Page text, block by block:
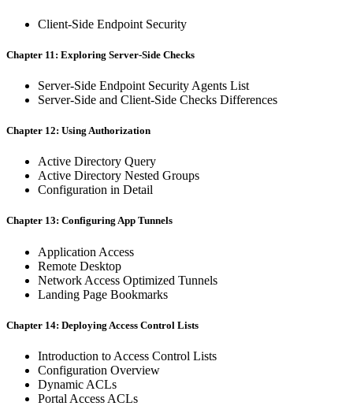
Client-Side Endpoint Security
Chapter 11: Exploring Server-Side Checks
Server-Side Endpoint Security Agents List
Server-Side and Client-Side Checks Differences
Chapter 12: Using Authorization
Active Directory Query
Active Directory Nested Groups
Configuration in Detail
Chapter 13: Configuring App Tunnels
Application Access
Remote Desktop
Network Access Optimized Tunnels
Landing Page Bookmarks
Chapter 14: Deploying Access Control Lists
Introduction to Access Control Lists
Configuration Overview
Dynamic ACLs
Portal Access ACLs